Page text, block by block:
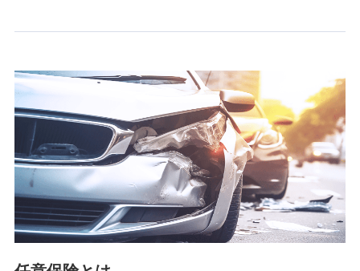
【共同して利用される利用データの項目】
当社又は株式会社NTTドコモがサービス提供等を通じて取得
した、以下の情報などの個人データ
基本情報
氏名、電話番号、メールアドレス、お客さまの識別子、
属性、連絡先、dポイントサービスのご利用に関する情
報。例として、dポイントカード番号、性別、年齢、家族
構成、住所、dポイント残高、dポイント利用履歴などが
含まれます。